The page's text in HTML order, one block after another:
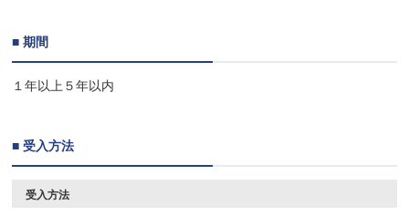
■ 期間
１年以上５年以内
■ 受入方法
受入方法